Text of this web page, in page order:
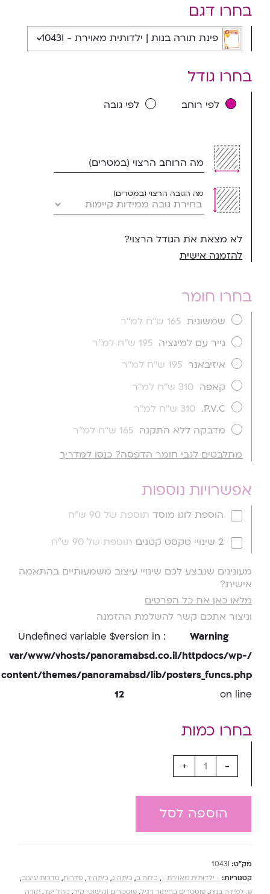
בחרו דגם
פינת תורה בנות | ילדותית מאוירת - 1043I
בחרו גודל
לפי רוחב לפי גובה
מה הרוחב הרצוי (במטרים)
מה הגובה הרצוי (במטרים)
לא מצאת את הגודל הרצוי?
להזמנה אישית
בחרו חומר
שמשונית 165 ש''ח למ''ר
נייר עם למינציה 195 ש''ח למ''ר
איזיבאנר 195 ש''ח למ''ר
קאפה 310 ש''ח למ''ר
P.V.C.
310 ש''ח למ''ר
מדבקה ללא התקנה 165 ש''ח למ''ר
מתלבטים לגבי חומר הדפסה? כנסו למדריך
אפשרויות נוספות
הוספת לוגו מוסד תוספת של 90 ש"ח
2 שינויי טקסט קטנים תוספת של 90 ש"ח
מעונינים שנבצע לכם שינויי עיצוב משמעותיים בהתאמה
אישית?
מלאו כאן את כל הפרטים
וניצור אתכם קשר להשלמת ההזמנה
Warning
: Undefined variable $version in
/var/www/vhosts/panoramabsd.co.il/httpdocs/wp-
content/themes/panoramabsd/lib/posters_funcs.php
on line
12
-
+
הוספה לסל
מק"ט: 1043I
קטגוריות: - ילדותית מאוירת -, כיתה ב, כיתה ג, כיתה ד, סדרות, סדרות עיצוב,
פ. למידה בנות, פוסטרים בחיתוך רגיל, פוסטרים וקישוטי קיר, קהל יעד, תורה